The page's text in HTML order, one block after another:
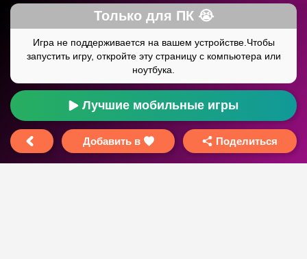
Лучшие мобильные игры
Добавить в Поделиться